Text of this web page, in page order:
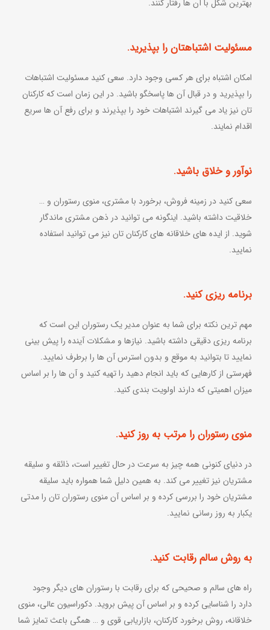
بهترین شکل با آن ها رفتار کنند.
مسئولیت اشتباهتان را بپذیرید.
امکان اشتباه برای هر کسی وجود دارد. سعی کنید مسئولیت اشتباهات
را بپذیرید و در قبال آن ها پاسخگو باشید. در این زمان است که کارکنان
تان نیز یاد می گیرند اشتباهات خود را بپذیرند و برای رفع آن ها سریع
اقدام نمایند.
نوآور و خلاق باشید.
سعی کنید در زمینه فروش، برخورد با مشتری، منوی رستوران و …
خلاقیت داشته باشید. اینگونه می توانید در ذهن مشتری ماندگار
شوید. از ایده های خلاقانه های کارکنان تان نیز می توانید استفاده
نمایید.
برنامه ریزی کنید.
مهم ترین نکته برای شما به عنوان مدیر یک رستوران این است که
برنامه ریزی دقیقی داشته باشید. نیازها و مشکلات آینده را پیش بینی
نمایید تا بتوانید به موقع و بدون استرس آن ها را برطرف نمایید.
فهرستی از کارهایی که باید انجام دهید را تهیه کنید و آن ها را بر اساس
میزان اهمیتی که دارند اولویت بندی کنید.
منوی رستوران را مرتب به روز کنید.
در دنیای کنونی همه چیز به سرعت در حال تغییر است، ذائقه و سلیقه
مشتریان نیز تغییر می کند. به همین دلیل شما همواره باید سلیقه
مشتریان خود را بررسی کرده و بر اساس آن منوی رستوران تان را مدتی
یکبار به روز رسانی نمایید.
به روش سالم رقابت کنید.
راه های سالم و صحیحی که برای رقابت با رستوران های دیگر وجود
دارد را شناسایی کرده و بر اساس آن پیش بروید. دکوراسیون عالی، منوی
خلاقانه، روش برخورد کارکنان، بازاریابی قوی و … همگی باعث تمایز شما